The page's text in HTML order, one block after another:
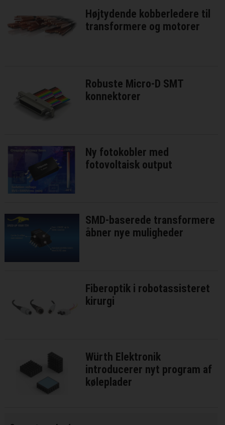
Højtydende kobberledere til
transformere og motorer
Robuste Micro-D SMT
konnektorer
Ny fotokobler med
fotovoltaisk output
SMD-baserede transformere
åbner nye muligheder
Fiberoptik i robotassisteret
kirurgi
Würth Elektronik
introducerer nyt program af
køleplader